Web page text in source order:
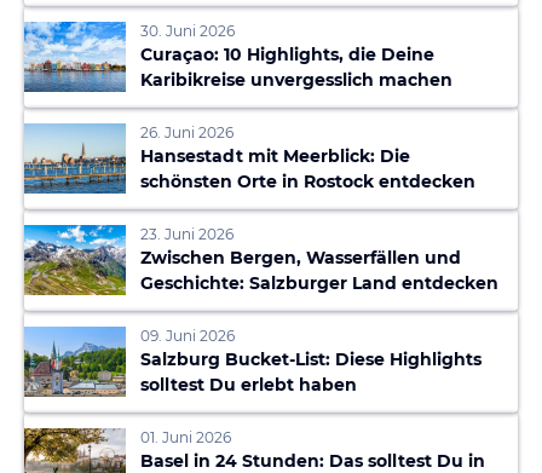
30. Juni 2026
Curaçao: 10 Highlights, die Deine
Karibikreise unvergesslich machen
26. Juni 2026
Hansestadt mit Meerblick: Die
schönsten Orte in Rostock entdecken
23. Juni 2026
Zwischen Bergen, Wasserfällen und
Geschichte: Salzburger Land entdecken
09. Juni 2026
Salzburg Bucket-List: Diese Highlights
solltest Du erlebt haben
01. Juni 2026
Basel in 24 Stunden: Das solltest Du in